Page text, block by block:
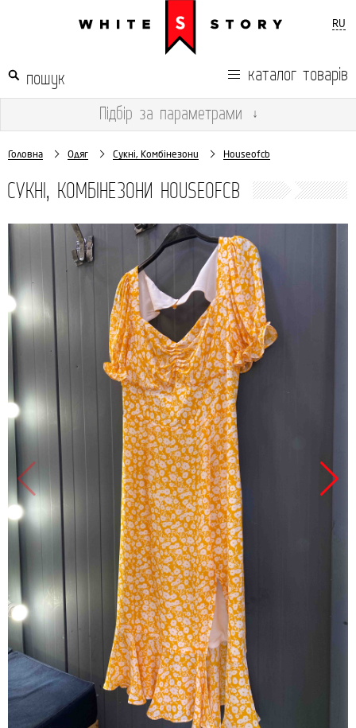
RU
каталог товарів
Підбір за параметрами ↓
Головна Одяг Сукні, Комбінезони Houseofcb
СУКНІ, КОМБІНЕЗОНИ HOUSEOFCB
Продано